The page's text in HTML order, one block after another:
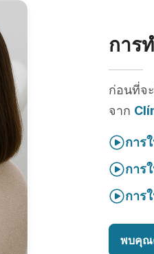
การ
ก่อนที่จ
จาก
การ
การ
การ
พบคุณ